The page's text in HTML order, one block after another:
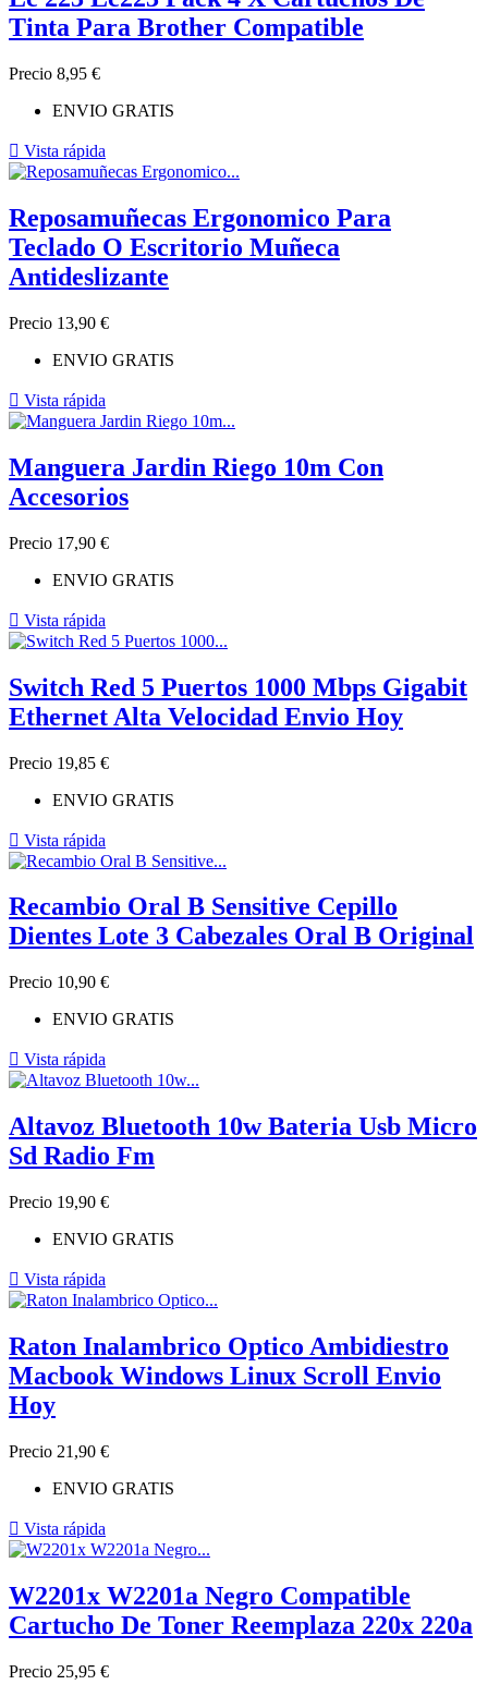
Tinta Para Brother Compatible
Precio 8,95 €
ENVIO GRATIS
 Vista rápida
Reposamuñecas Ergonomico Para
Teclado O Escritorio Muñeca
Antideslizante
Precio 13,90 €
ENVIO GRATIS
 Vista rápida
Manguera Jardin Riego 10m Con
Accesorios
Precio 17,90 €
ENVIO GRATIS
 Vista rápida
Switch Red 5 Puertos 1000 Mbps Gigabit
Ethernet Alta Velocidad Envio Hoy
Precio 19,85 €
ENVIO GRATIS
 Vista rápida
Recambio Oral B Sensitive Cepillo
Dientes Lote 3 Cabezales Oral B Original
Precio 10,90 €
ENVIO GRATIS
 Vista rápida
Altavoz Bluetooth 10w Bateria Usb Micro
Sd Radio Fm
Precio 19,90 €
ENVIO GRATIS
 Vista rápida
Raton Inalambrico Optico Ambidiestro
Macbook Windows Linux Scroll Envio
Hoy
Precio 21,90 €
ENVIO GRATIS
 Vista rápida
W2201x W2201a Negro Compatible
Cartucho De Toner Reemplaza 220x 220a
Precio 25,95 €